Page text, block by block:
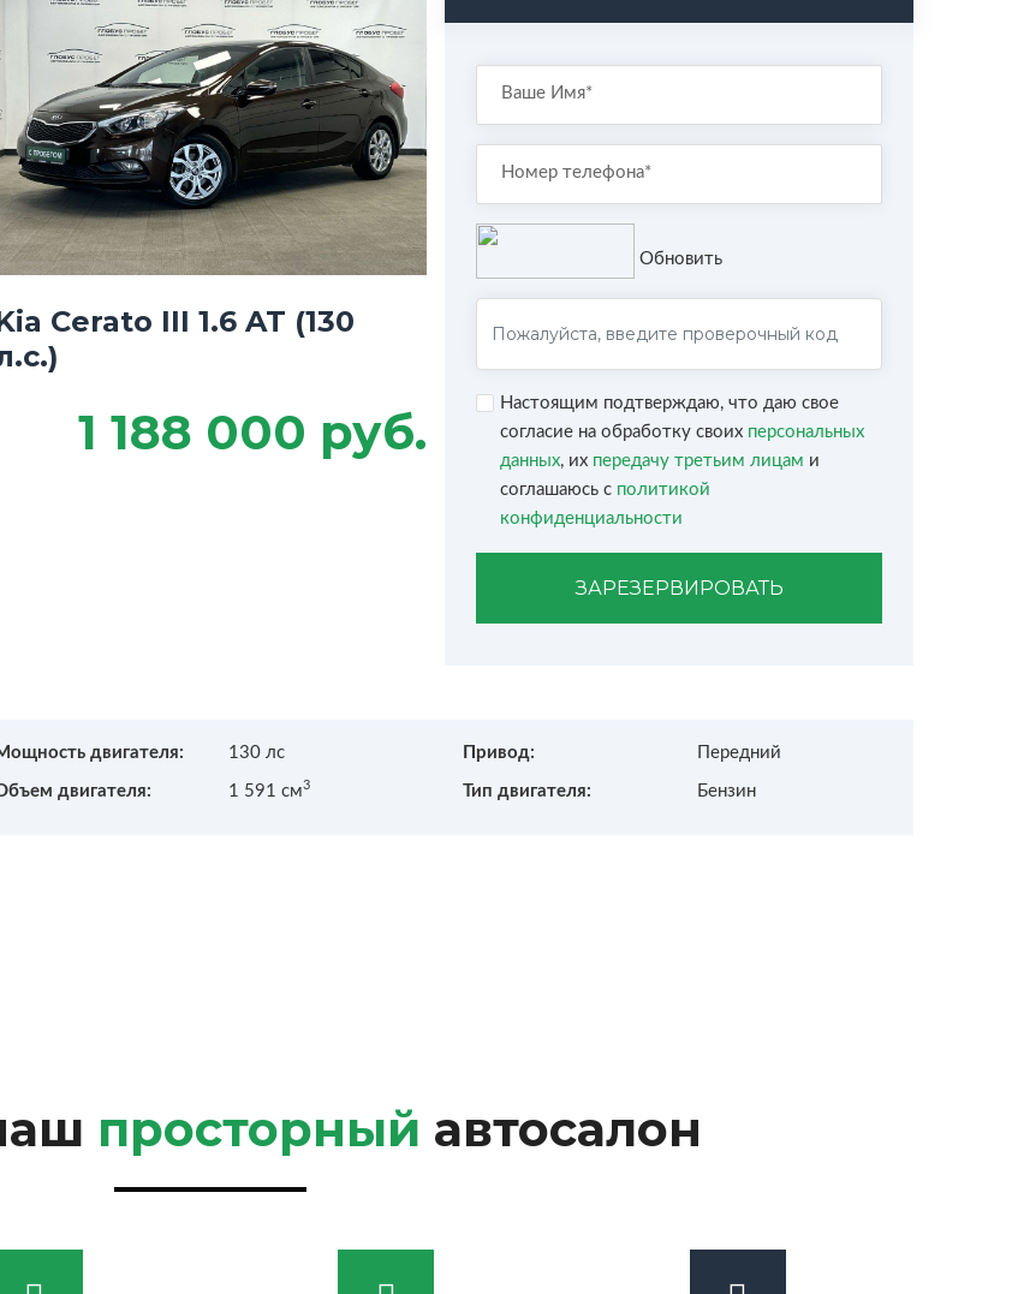
Cerato III 1.6 AT (130
1 188 000 руб.
Обновить
Настоящим подтверждаю, что даю свое
согласие на обработку своих персональных
данных, их передачу третьим лицам и
соглашаюсь с политикой
конфиденциальности
ЗАРЕЗЕРВИРОВАТЬ
двигателя: 130 лс
двигателя: 1 591 см3
Привод: Передний
Тип двигателя: Бензин
просторный автосалон